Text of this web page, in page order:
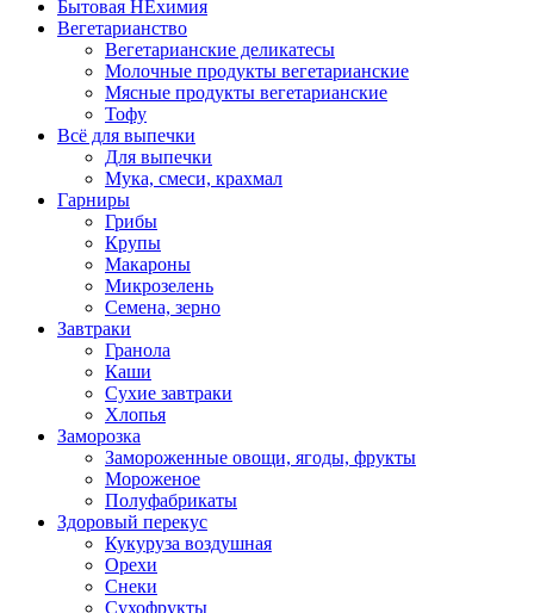
Бытовая НЕхимия
Вегетарианство
Вегетарианские деликатесы
Молочные продукты вегетарианские
Мясные продукты вегетарианские
Тофу
Всё для выпечки
Для выпечки
Мука, смеси, крахмал
Гарниры
Грибы
Крупы
Макароны
Микрозелень
Семена, зерно
Завтраки
Гранола
Каши
Сухие завтраки
Хлопья
Заморозка
Замороженные овощи, ягоды, фрукты
Мороженое
Полуфабрикаты
Здоровый перекус
Кукуруза воздушная
Орехи
Снеки
Сухофрукты